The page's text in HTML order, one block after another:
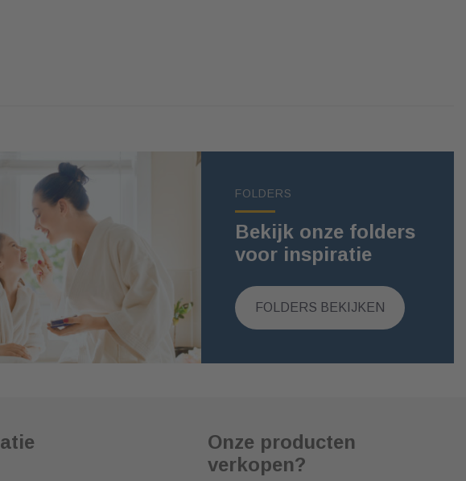
FOLDERS
Bekijk onze folders
voor inspiratie
FOLDERS BEKIJKEN
Onze producten
verkopen?